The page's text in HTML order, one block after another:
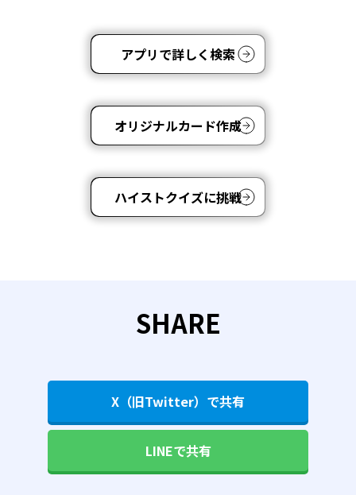
アプリで詳しく検索
オリジナルカード作成
ハイストクイズに挑戦
SHARE
X（旧Twitter）で共有
LINEで共有